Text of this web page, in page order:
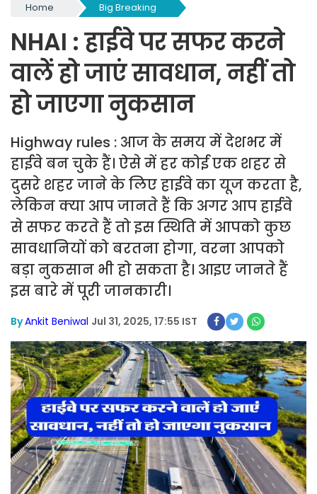
Home Big Breaking
NHAI : हाईवे पर सफर करने
वालें हो जाएं सावधान, नहीं तो
हो जाएगा नुकसान
Highway rules : आज के समय में देशभर में
हाईवे बन चुके हैं। ऐसे में हर कोई एक शहर से
दुसरे शहर जाने के लिए हाईवे का यूज करता है,
लेकिन क्या आप जानते हैं कि अगर आप हाईवे
से सफर करते हैं तो इस स्थिति में आपको कुछ
सावधानियों को बरतना होगा, वरना आपको
बड़ा नुकसान भी हो सकता है। आइए जानते हैं
इस बारे में पूरी जानकारी।
ByAnkit Beniwal Jul 31, 2025, 17:55 IST